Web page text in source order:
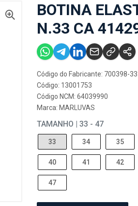
BOTINA
N.33 CA
Código do Fabricante: 700398-33
Código: 13001753
Código NCM: 64039990
Marca: MARLUVAS
TAMANHO | 33 - 47
33 34 35
40 41 42
47